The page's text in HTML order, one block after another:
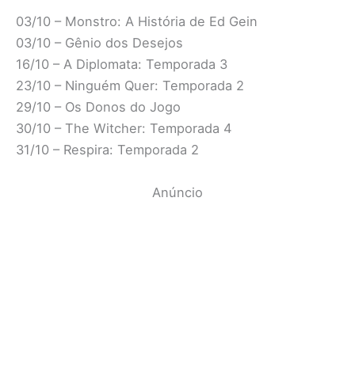
03/10 – Monstro: A História de Ed Gein
03/10 – Gênio dos Desejos
16/10 – A Diplomata: Temporada 3
23/10 – Ninguém Quer: Temporada 2
29/10 – Os Donos do Jogo
30/10 – The Witcher: Temporada 4
31/10 – Respira: Temporada 2
Anúncio